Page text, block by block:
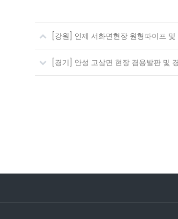
[강원] 인제 서화면현장 원형파이프
[경기] 안성 고삼면 현장 겸용발판 및